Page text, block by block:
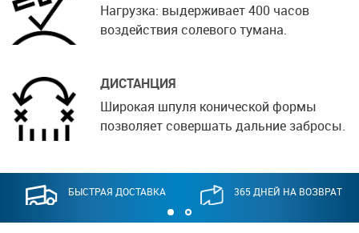
Нагрузка: выдерживает 400 часов
воздействия солевого тумана.
ДИСТАНЦИЯ
Широкая шпуля конической формы
позволяет совершать дальние забросы.
БЫСТРАЯ ДОСТАВКА 365 ДНЕЙ НА ВОЗВРАТ